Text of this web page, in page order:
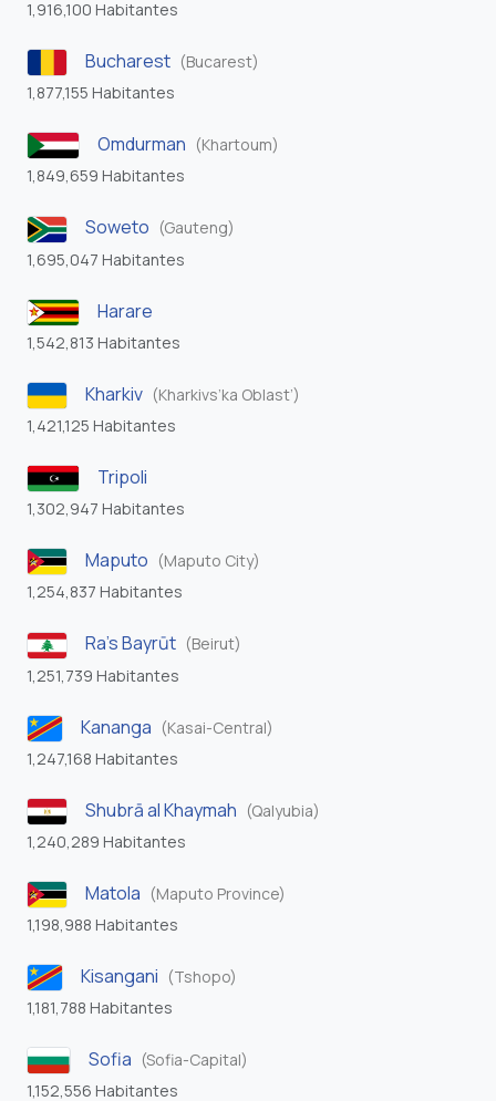
1,916,100 Habitantes
Bucharest (Bucarest)
1,877,155 Habitantes
Omdurman (Khartoum)
1,849,659 Habitantes
Soweto (Gauteng)
1,695,047 Habitantes
Harare
1,542,813 Habitantes
Kharkiv (Kharkivs’ka Oblast’)
1,421,125 Habitantes
Tripoli
1,302,947 Habitantes
Maputo (Maputo City)
1,254,837 Habitantes
Ra’s Bayrūt (Beirut)
1,251,739 Habitantes
Kananga (Kasai-Central)
1,247,168 Habitantes
Shubrā al Khaymah (Qalyubia)
1,240,289 Habitantes
Matola (Maputo Province)
1,198,988 Habitantes
Kisangani (Tshopo)
1,181,788 Habitantes
Sofia (Sofia-Capital)
1,152,556 Habitantes